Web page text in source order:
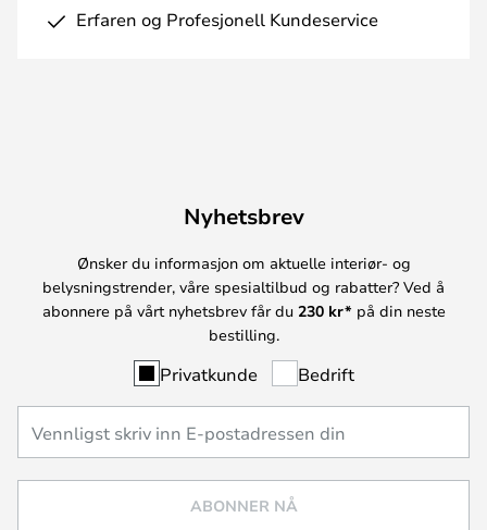
Erfaren og Profesjonell Kundeservice
Nyhetsbrev
Ønsker du informasjon om aktuelle interiør- og
belysningstrender, våre spesialtilbud og rabatter? Ved å
abonnere på vårt nyhetsbrev får du 230 kr* på din neste
bestilling.
Privatkunde Bedrift
ABONNER NÅ